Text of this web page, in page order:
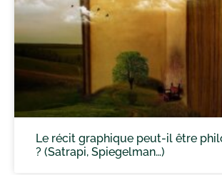
Le récit graphique peut-il être
? (Satrapi, Spiegelman…)